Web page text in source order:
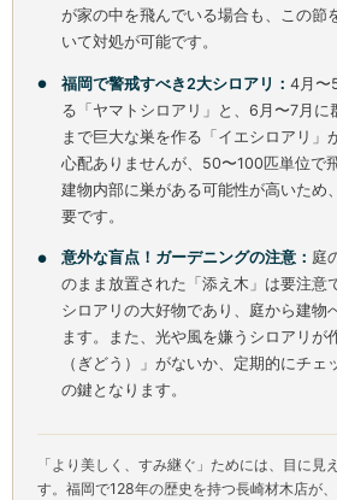
が家の中を飛んでいる場合も、この節
いて対処が可能です。
福岡で警戒すべき2大シロアリ：4月〜
る「ヤマトシロアリ」と、6月〜7月に
まで巨大な巣を作る「イエシロアリ」
心配ありませんが、50〜100匹単位で
建物内部に巣がある可能性が高いため
要です。
意外な盲点！ガーデニングの注意： 庭
のまま放置された「添え木」は要注意
シロアリの大好物であり、庭から建物
ます。また、光や風を嫌うシロアリが
（ぎどう）」がないか、定期的にチ
の鍵となります。
「より美しく、すみ継ぐ」ためには、目に見
す。福岡で128年の歴史を持つ長崎材木店が